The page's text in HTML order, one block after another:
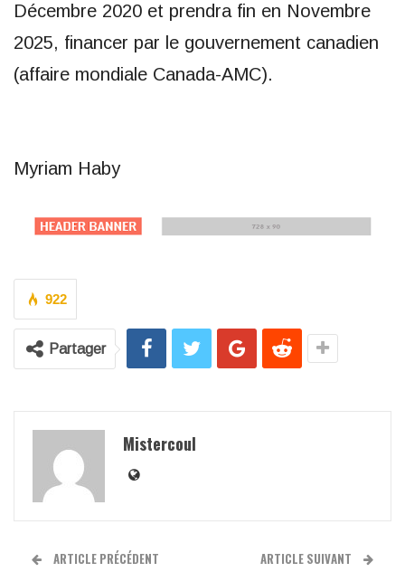
Décembre 2020 et prendra fin en Novembre
2025, financer par le gouvernement canadien
(affaire mondiale Canada-AMC).
Myriam Haby
922
Partager
Mistercoul
ARTICLE PRÉCÉDENT ARTICLE SUIVANT